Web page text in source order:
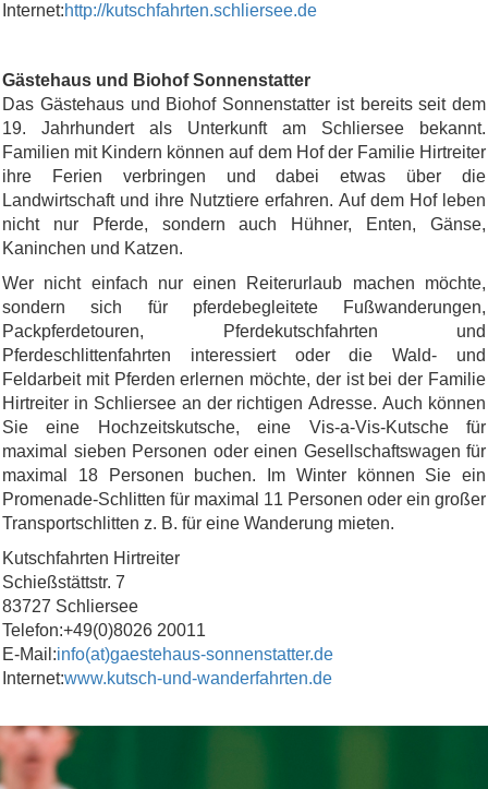
Internet:http://kutschfahrten.schliersee.de
Gästehaus und Biohof Sonnenstatter
Das Gästehaus und Biohof Sonnenstatter ist bereits seit dem
19. Jahrhundert als Unterkunft am Schliersee bekannt.
Familien mit Kindern können auf dem Hof der Familie Hirtreiter
ihre Ferien verbringen und dabei etwas über die
Landwirtschaft und ihre Nutztiere erfahren. Auf dem Hof leben
nicht nur Pferde, sondern auch Hühner, Enten, Gänse,
Kaninchen und Katzen.
Wer nicht einfach nur einen Reiterurlaub machen möchte,
sondern sich für pferdebegleitete Fußwanderungen,
Packpferdetouren, Pferdekutschfahrten und
Pferdeschlittenfahrten interessiert oder die Wald- und
Feldarbeit mit Pferden erlernen möchte, der ist bei der Familie
Hirtreiter in Schliersee an der richtigen Adresse. Auch können
Sie eine Hochzeitskutsche, eine Vis-a-Vis-Kutsche für
maximal sieben Personen oder einen Gesellschaftswagen für
maximal 18 Personen buchen. Im Winter können Sie ein
Promenade-Schlitten für maximal 11 Personen oder ein großer
Transportschlitten z. B. für eine Wanderung mieten.
Kutschfahrten Hirtreiter
Schießstättstr. 7
83727 Schliersee
Telefon:+49(0)8026 20011
E-Mail:info(at)gaestehaus-sonnenstatter.de
Internet:www.kutsch-und-wanderfahrten.de